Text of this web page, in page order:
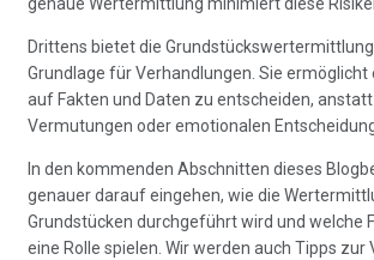
genaue Wertermittlung minimiert diese
Drittens bietet die
Grundlage für Verhandlungen. Sie ermöglicht
auf Fakten und Daten zu entscheiden,
Vermutungen oder emotionalen
In den kommenden Abschnitten dieses
genauer darauf eingehen, wie die
Grundstücken durchgeführt wird und welche
eine Rolle spielen. Wir werden auch Tipps zur